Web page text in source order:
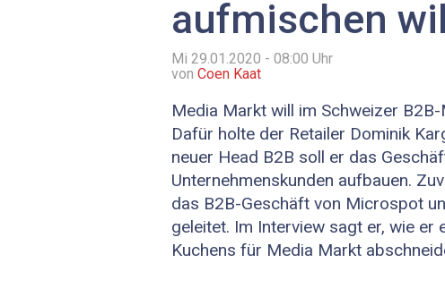
aufmischen
Mi 29.01.2020 - 08:00 Uhr
von Coen Kaat
Media Markt will im Schweizer
Dafür holte der Retailer Dominik
neuer Head B2B soll er das
Unternehmenskunden aufbauen.
das B2B-Geschäft von Microspot
geleitet. Im Interview sagt er, wie er
Kuchens für Media Markt